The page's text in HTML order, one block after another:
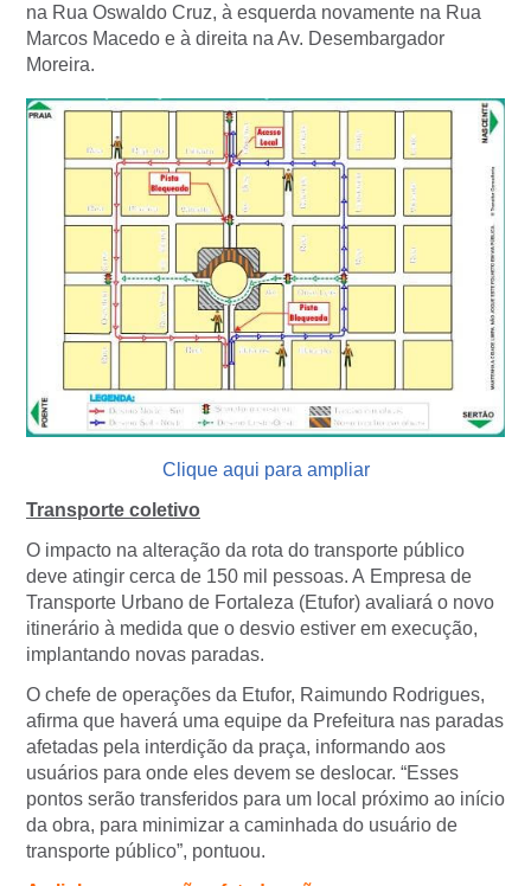
na Rua Oswaldo Cruz, à esquerda novamente na Rua
Marcos Macedo e à direita na Av. Desembargador
Moreira.
Clique aqui para ampliar
Transporte coletivo
O impacto na alteração da rota do transporte público
deve atingir cerca de 150 mil pessoas. A Empresa de
Transporte Urbano de Fortaleza (Etufor) avaliará o novo
itinerário à medida que o desvio estiver em execução,
implantando novas paradas.
O chefe de operações da Etufor, Raimundo Rodrigues,
afirma que haverá uma equipe da Prefeitura nas paradas
afetadas pela interdição da praça, informando aos
usuários para onde eles devem se deslocar. “Esses
pontos serão transferidos para um local próximo ao início
da obra, para minimizar a caminhada do usuário de
transporte público”, pontuou.